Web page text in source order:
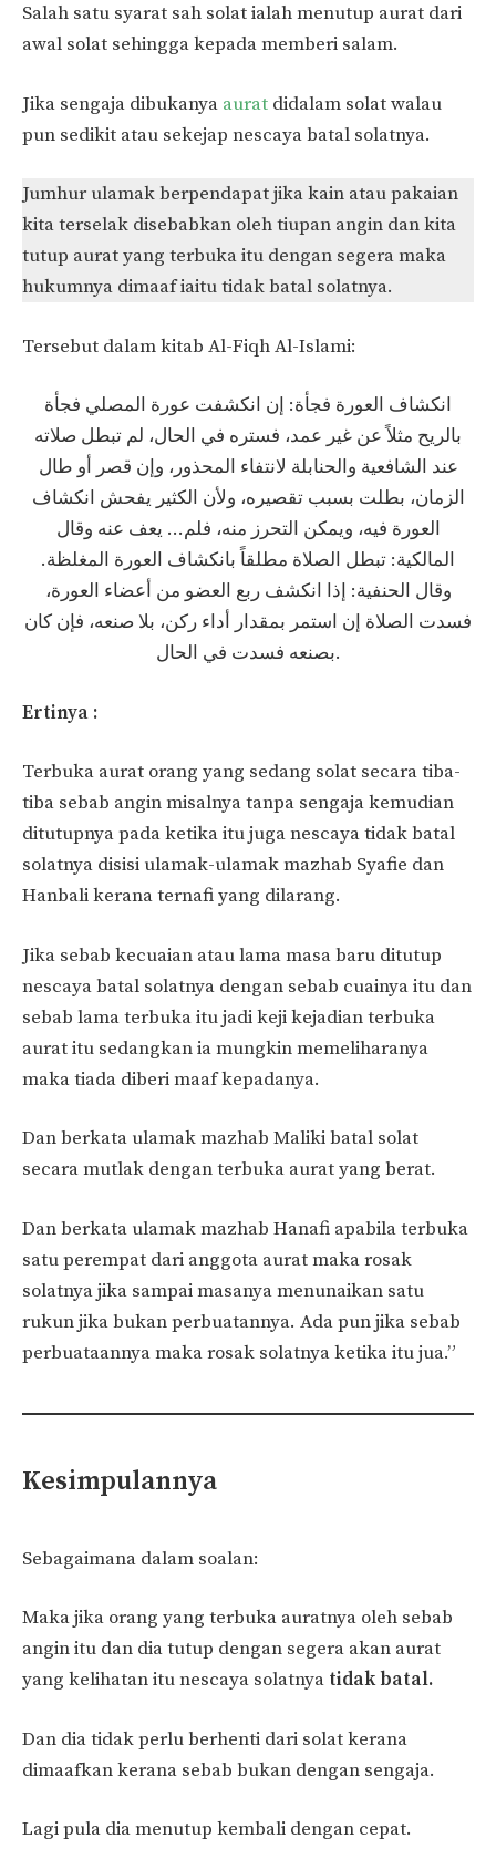
Salah satu syarat sah solat ialah menutup aurat dari
awal solat sehingga kepada memberi salam.
Jika sengaja dibukanya aurat didalam solat walau
pun sedikit atau sekejap nescaya batal solatnya.
Jumhur ulamak berpendapat jika kain atau pakaian
kita terselak disebabkan oleh tiupan angin dan kita
tutup aurat yang terbuka itu dengan segera maka
hukumnya dimaaf iaitu tidak batal solatnya.
Tersebut dalam kitab Al-Fiqh Al-Islami:
انكشاف العورة فجأة: إن انكشفت عورة المصلي فجأة
بالريح مثلاً عن غير عمد، فستره في الحال، لم تبطل صلاته
عند الشافعية والحنابلة لانتفاء المحذور، وإن قصر أو طال
الزمان، بطلت بسبب تقصيره، ولأن الكثير يفحش انكشاف
العورة فيه، ويمكن التحرز منه، فلم… يعف عنه وقال
المالكية: تبطل الصلاة مطلقاً بانكشاف العورة المغلظة.
وقال الحنفية: إذا انكشف ربع العضو من أعضاء العورة،
فسدت الصلاة إن استمر بمقدار أداء ركن، بلا صنعه، فإن كان
بصنعه فسدت في الحال.
Ertinya :
Terbuka aurat orang yang sedang solat secara tiba-
tiba sebab angin misalnya tanpa sengaja kemudian
ditutupnya pada ketika itu juga nescaya tidak batal
solatnya disisi ulamak-ulamak mazhab Syafie dan
Hanbali kerana ternafi yang dilarang.
Jika sebab kecuaian atau lama masa baru ditutup
nescaya batal solatnya dengan sebab cuainya itu dan
sebab lama terbuka itu jadi keji kejadian terbuka
aurat itu sedangkan ia mungkin memeliharanya
maka tiada diberi maaf kepadanya.
Dan berkata ulamak mazhab Maliki batal solat
secara mutlak dengan terbuka aurat yang berat.
Dan berkata ulamak mazhab Hanafi apabila terbuka
satu perempat dari anggota aurat maka rosak
solatnya jika sampai masanya menunaikan satu
rukun jika bukan perbuatannya. Ada pun jika sebab
perbuataannya maka rosak solatnya ketika itu jua.”
Kesimpulannya
Sebagaimana dalam soalan:
Maka jika orang yang terbuka auratnya oleh sebab
angin itu dan dia tutup dengan segera akan aurat
yang kelihatan itu nescaya solatnya tidak batal.
Dan dia tidak perlu berhenti dari solat kerana
dimaafkan kerana sebab bukan dengan sengaja.
Lagi pula dia menutup kembali dengan cepat.